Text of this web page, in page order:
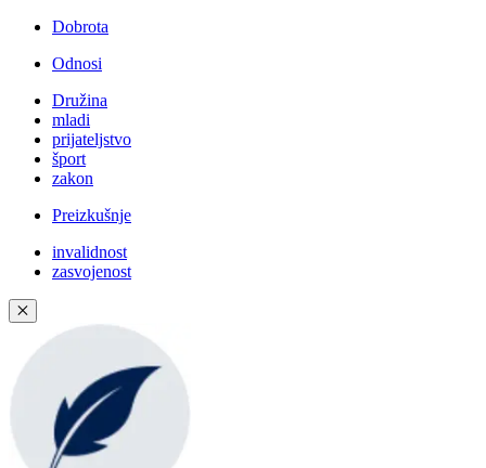
Dobrota
Odnosi
Družina
mladi
prijateljstvo
šport
zakon
Preizkušnje
invalidnost
zasvojenost
✕